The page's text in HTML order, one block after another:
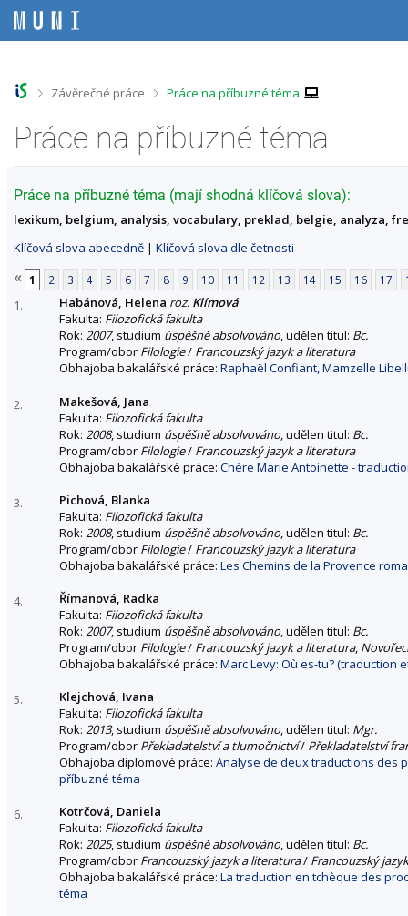
e
e
e
e
>Závěrečné práce >
Práce na příbuzné téma
Práce na příbuzné téma
Práce na příbuzné téma (mají shodná klíčová slova):
lexikum, belgium, analysis, vocabulary, preklad, belgie, analyza,
Klíčová slova abecedně | Klíčová slova dle četnosti
« 1 2 3 4 5 6 7 8 9 10 11 12 13 14 15 16 17
1. Habánová, Helena roz. Klímová
Fakulta: Filozofická fakulta
Rok: 2007, studium úspěšně absolvováno, udělen titul: Bc.
Program/obor Filologie/ Francouzský jazyk a literatura
Obhajoba bakalářské práce: Raphaël Confiant, Mamzelle
2.
Makešová, Jana
Fakulta: Filozofická fakulta
Rok: 2008, studium úspěšně absolvováno, udělen titul: Bc.
Program/obor Filologie/ Francouzský jazyk a literatura
Obhajoba bakalářské práce: Chère Marie Antoinette -
3.
Pichová, Blanka
Fakulta: Filozofická fakulta
Rok: 2008, studium úspěšně absolvováno, udělen titul: Bc.
Program/obor Filologie/ Francouzský jazyk a literatura
Obhajoba bakalářské práce: Les Chemins de la Provence
4.
Římanová, Radka
Fakulta: Filozofická fakulta
Rok: 2007, studium úspěšně absolvováno, udělen titul: Bc.
Program/obor Filologie/ Francouzský jazyk a literatura,
Obhajoba bakalářské práce: Marc Levy: Où es-tu? (traduction
5.
Klejchová, Ivana
Fakulta: Filozofická fakulta
Rok: 2013, studium úspěšně absolvováno, udělen titul: Mgr.
Program/obor Překladatelství a tlumočnictví/ Překladatelství
Obhajoba diplomové práce: Analyse de deux traductions des
příbuzné téma
6.
Kotrčová, Daniela
Fakulta: Filozofická fakulta
Rok: 2025, studium úspěšně absolvováno, udělen titul: Bc.
Program/obor Francouzský jazyk a literatura/ Francouzský
Obhajoba bakalářské práce: La traduction en tchèque des
téma